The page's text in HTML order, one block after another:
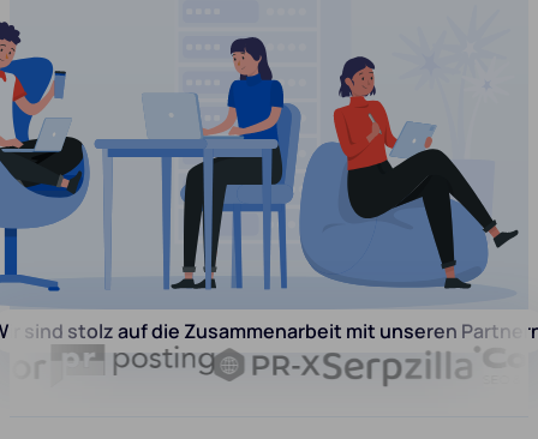
sind stolz auf die Zusammenarbeit mit unseren